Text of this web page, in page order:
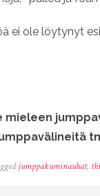
ei ole löytynyt
mieleen
jumppakuminauhat,